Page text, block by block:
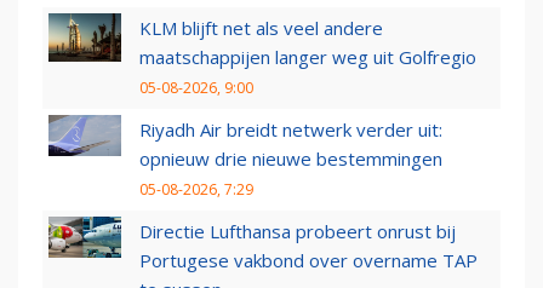
KLM blijft net als veel andere
maatschappijen langer weg uit Golfregio
05-08-2026, 9:00
Riyadh Air breidt netwerk verder uit:
opnieuw drie nieuwe bestemmingen
05-08-2026, 7:29
Directie Lufthansa probeert onrust bij
Portugese vakbond over overname TAP